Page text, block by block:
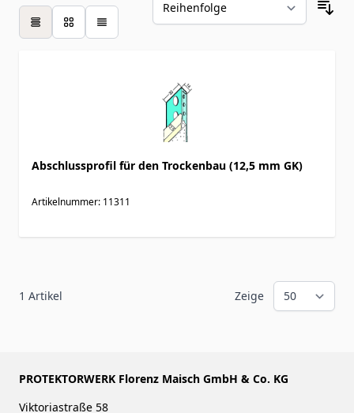
Tabelle
Abschlussprofil für den Trockenbau (12,5 mm GK)
Artikelnummer: 11311
1 Artikel Zeige
PROTEKTORWERK Florenz Maisch GmbH & Co. KG
Viktoriastraße 58